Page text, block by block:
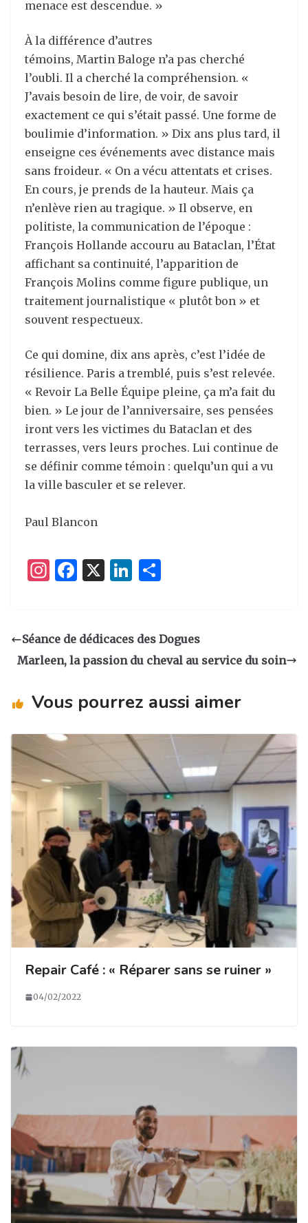
menace est descendue. »
À la différence d’autres
témoins, Martin Baloge n’a pas cherché
l’oubli. Il a cherché la compréhension. «
J’avais besoin de lire, de voir, de savoir
exactement ce qui s’était passé. Une forme de
boulimie d’information. » Dix ans plus tard, il
enseigne ces événements avec distance mais
sans froideur. « On a vécu attentats et crises.
En cours, je prends de la hauteur. Mais ça
n’enlève rien au tragique. » Il observe, en
politiste, la communication de l’époque :
François Hollande accouru au Bataclan, l’État
affichant sa continuité, l’apparition de
François Molins comme figure publique, un
traitement journalistique « plutôt bon » et
souvent respectueux.
Ce qui domine, dix ans après, c’est l’idée de
résilience. Paris a tremblé, puis s’est relevée.
« Revoir La Belle Équipe pleine, ça m’a fait du
bien. » Le jour de l’anniversaire, ses pensées
iront vers les victimes du Bataclan et des
terrasses, vers leurs proches. Lui continue de
se définir comme témoin : quelqu’un qui a vu
la ville basculer et se relever.
Paul Blancon
I
a
g
m
F
e
b
o
X
Li
e
dI
g
er
Séance de dédicaces des Dogues
Marleen, la passion du cheval au service du soin
Vous pourrez aussi aimer
Repair Café : « Réparer sans se ruiner »
04/02/2022